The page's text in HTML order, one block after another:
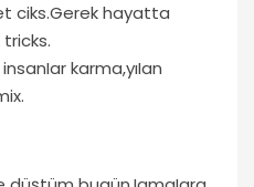
ciks.Gerek hayatta
karma,yıIan